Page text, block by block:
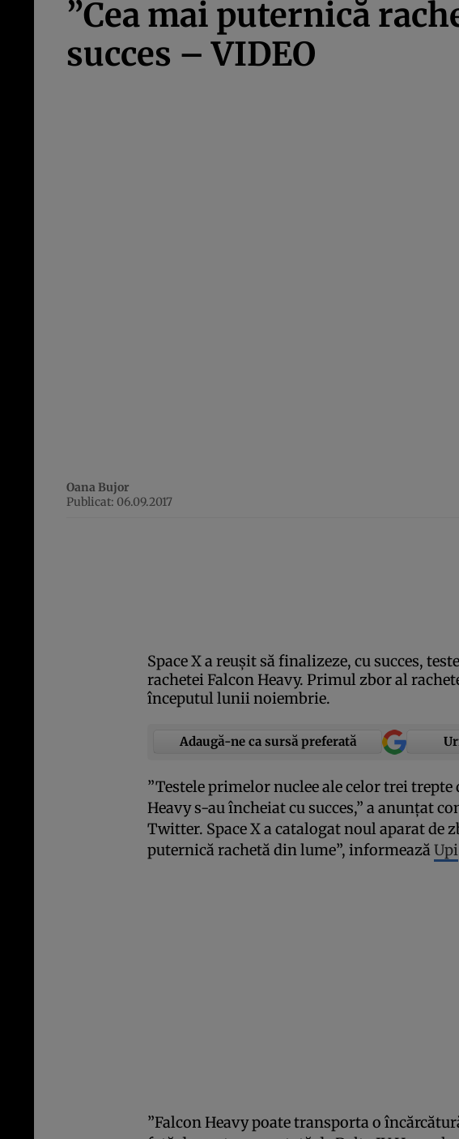
”Cea mai puternică
succes – VIDEO
Oana Bujor
Publicat: 06.09.2017
Space X a reuşit să finalizeze, cu succes,
rachetei Falcon Heavy. Primul zbor al
începutul lunii noiembrie.
Adaugă-ne ca sursă preferată
”Testele primelor nuclee ale celor trei
Heavy s-au încheiat cu succes,” a anunţat
Twitter. Space X a catalogat noul aparat de
puternică rachetă din lume”, informeazăUpi
”Falcon Heavy poate transporta o